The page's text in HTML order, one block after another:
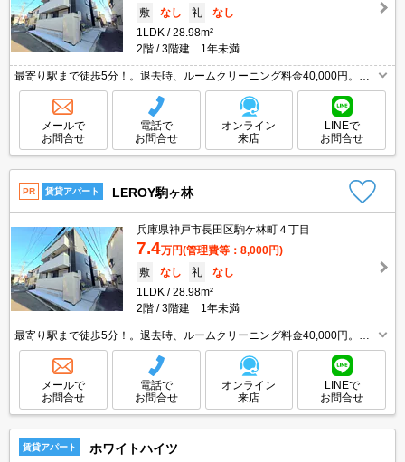
敷
なし 礼
なし
1LDK
28.98m²
2階
3階建 1年未満
最寄り駅まで徒歩5分！。退去時、ルームクリーニング料金40,000円。ペ
ットが飼える新築物件です。即入居可能物件。24時間安心サポート付で安
心ですね。バス・トイレ別。ぜひお問い合わせください!。
メールで
お問合せ
電話で
お問合せ
オンライン
来店
LINEで
お問合せ
PR 賃貸アパート LEROY駒ヶ林
兵庫県神戸市長田区駒ケ林町４丁目
7.4万円(管理費等：8,000円)
敷
なし 礼
なし
1LDK
28.98m²
2階
3階建 1年未満
最寄り駅まで徒歩5分！。退去時、ルームクリーニング料金40,000円。ペ
ットが飼える新築物件です。即入居可能物件。24時間安心サポート付で安
心ですね。バス・トイレ別。ぜひお問い合わせください!。
メールで
お問合せ
電話で
お問合せ
オンライン
来店
LINEで
お問合せ
賃貸アパート ホワイトハイツ